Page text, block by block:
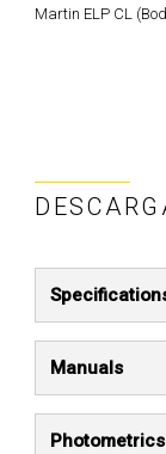
Martin ELP CL
Manuals
Photometrics